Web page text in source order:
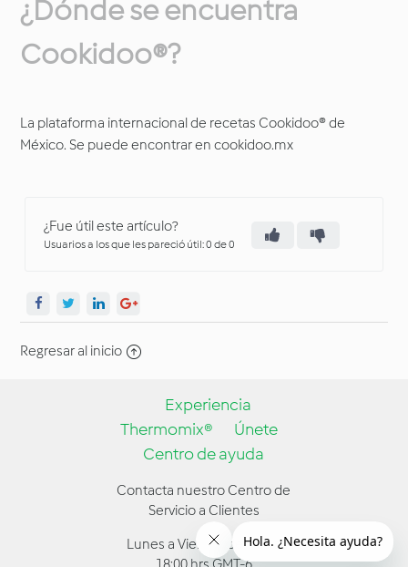
¿Dónde se encuentra
Cookidoo®?
La plataforma internacional de recetas Cookidoo® de
México. Se puede encontrar en cookidoo.mx
¿Fue útil este artículo?
Usuarios a los que les pareció útil: 0 de 0
Regresar al inicio
Experiencia
Thermomix®
Únete
Centro de ayuda
Contacta nuestro Centro de
Servicio a Clientes
Lunes a Viernes de 9:00 a